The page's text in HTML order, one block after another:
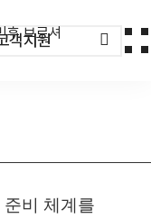
후 브로셔
객지원
비 체계를